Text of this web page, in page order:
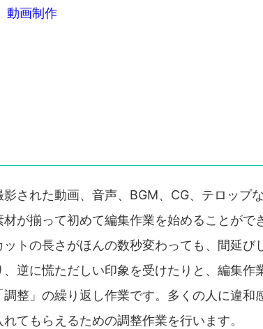
動画制作
影された動画、音声、BGM、CG、テロップ
材が揃って初めて編集作業を始めることがで
ットの長さがほんの数秒変わっても、間延び
、逆に慌ただしい印象を受けたりと、編集作
調整」の繰り返し作業です。多くの人に違和
れてもらえるための調整作業を行います。